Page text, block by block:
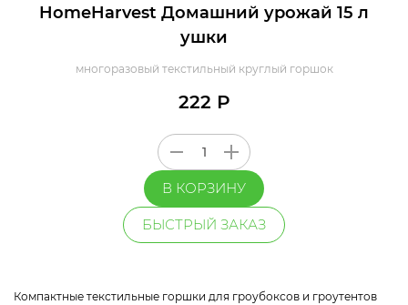
HomeHarvest Домашний урожай 15 л
ушки
многоразовый текстильный круглый горшок
222 Р
В КОРЗИНУ
БЫСТРЫЙ ЗАКАЗ
Компактные текстильные горшки для гроубоксов и гроутентов